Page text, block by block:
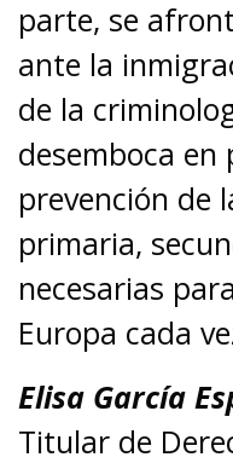
parte, se
ante la
de la
desemboca
prevención de
primaria,
necesarias
Europa cada
Elisa García
Titular de